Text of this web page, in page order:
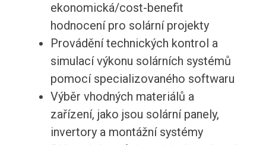
ekonomická/cost-benefit
hodnocení pro solární projekty
Provádění technických kontrol a
simulací výkonu solárních systémů
pomocí specializovaného softwaru
Výběr vhodných materiálů a
zařízení, jako jsou solární panely,
invertory a montážní systémy